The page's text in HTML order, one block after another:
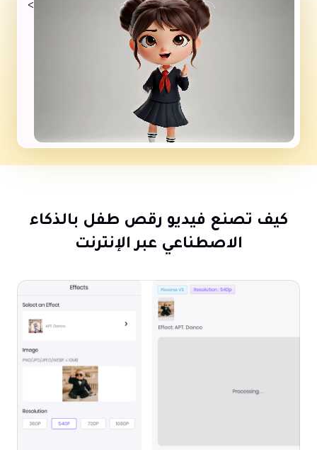
>
كيف تصنع فيديو رقص طفل بالذكاء
الاصطناعي عبر الإنترنت